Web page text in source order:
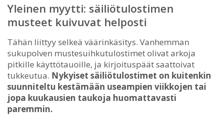
Yleinen myytti: säiliötulostimen
musteet kuivuvat helposti
Tähän liittyy selkeä väärinkäsitys. Vanhemman
sukupolven mustesuihkutulostimet olivat arkoja
pitkille käyttötauoille, ja kirjoituspäät saattoivat
tukkeutua. Nykyiset säiliötulostimet on kuitenkin
suunniteltu kestämään useampien viikkojen tai
jopa kuukausien taukoja huomattavasti
paremmin.